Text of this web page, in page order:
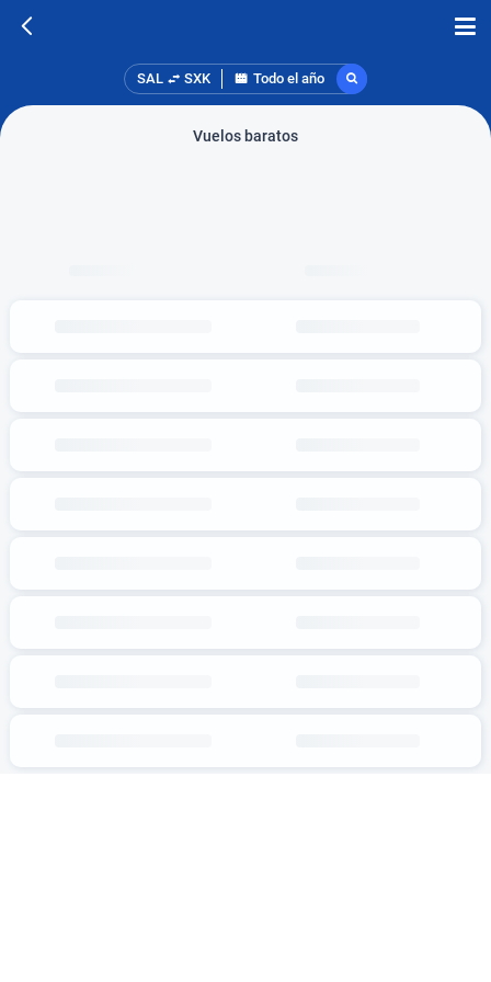
SAL SXK Todo el año
Vuelos baratos